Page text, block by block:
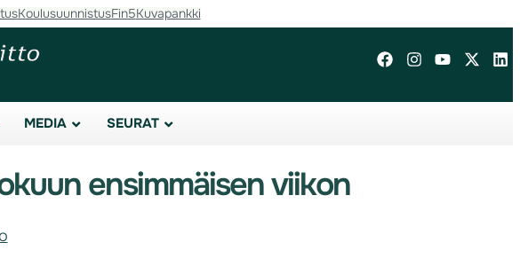
KoulusuunnistusFin5Kuvapankki
MEDIA SEURAT
ensimmäisen viikon